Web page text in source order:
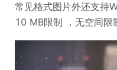
常见格式图片外还支持
10 MB限制 ，无空间限